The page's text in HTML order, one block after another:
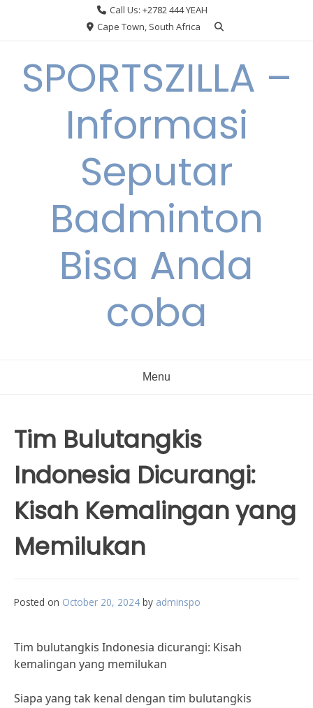
Call Us: +2782 444 YEAH
Cape Town, South Africa
SPORTSZILLA –
Informasi
Seputar
Badminton
Bisa Anda
coba
Menu
Tim Bulutangkis
Indonesia Dicurangi:
Kisah Kemalingan yang
Memilukan
Posted on October 20, 2024 by adminspo
Tim bulutangkis Indonesia dicurangi: Kisah
kemalingan yang memilukan
Siapa yang tak kenal dengan tim bulutangkis